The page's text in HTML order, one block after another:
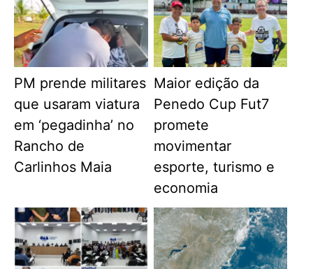
PM prende militares
que usaram viatura
em ‘pegadinha’ no
Rancho de
Carlinhos Maia
Maior edição da
Penedo Cup Fut7
promete
movimentar
esporte, turismo e
economia